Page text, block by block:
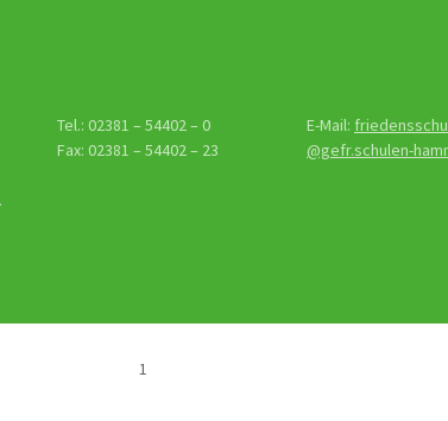
Tel.: 02381 – 54402 – 0
Fax: 02381 – 54402 – 23
E-Mail:
@gefr.schulen-
1